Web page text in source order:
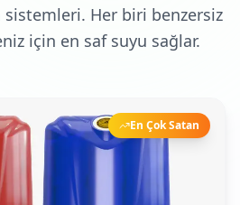
Her biri benzersiz
için en saf suyu sağlar.
En Çok Satan